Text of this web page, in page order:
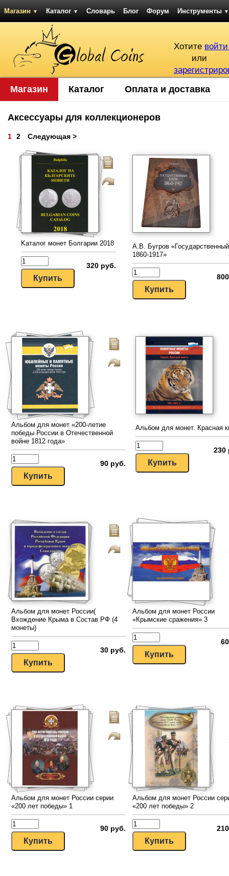
Магазин ▼ Каталог ▼ Словарь Блог Форум Инструменты ▼
Хотите
или
Магазин Каталог Оплата и доставка
Аксессуары для коллекционеров
1 2 Следующая >
Kаталог монет Болгарии 2018
320 руб.
А.В. Бугров
1860-1917»
Альбом для монет «200-летие
победы России в Отечественной
войне 1812 года»
90 руб.
Альбом для монет. Красная
230
Альбом для монет России(
Вхождение Крыма в Состав РФ (4
монеты)
30 руб.
Альбом для монет России
«Крымские сражения» 3
Альбом для монет России серии
«200 лет победы» 1
90 руб.
Альбом для монет России
«200 лет победы» 2